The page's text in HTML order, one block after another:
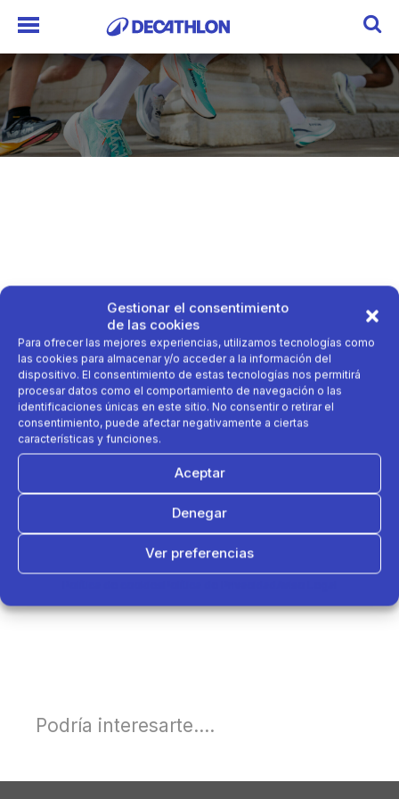
Gestionar el consentimiento
de las cookies
Para ofrecer las mejores experiencias, utilizamos tecnologías como
las cookies para almacenar y/o acceder a la información del
dispositivo. El consentimiento de estas tecnologías nos permitirá
procesar datos como el comportamiento de navegación o las
identificaciones únicas en este sitio. No consentir o retirar el
consentimiento, puede afectar negativamente a ciertas
características y funciones.
Aceptar
Denegar
Ver preferencias
Podría interesarte....